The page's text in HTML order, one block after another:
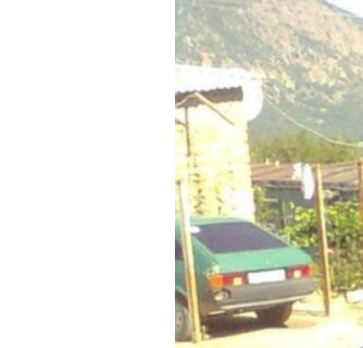
КРЫМ.НЕПОКОРЕННЫЙ
УКРАИНСКАЯ ПРОБЛЕМА КРЫМА